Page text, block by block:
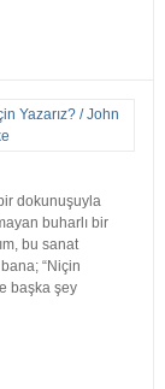
dokunuşuyla
buharlı bir
bu sanat
“Niçin
başka şey